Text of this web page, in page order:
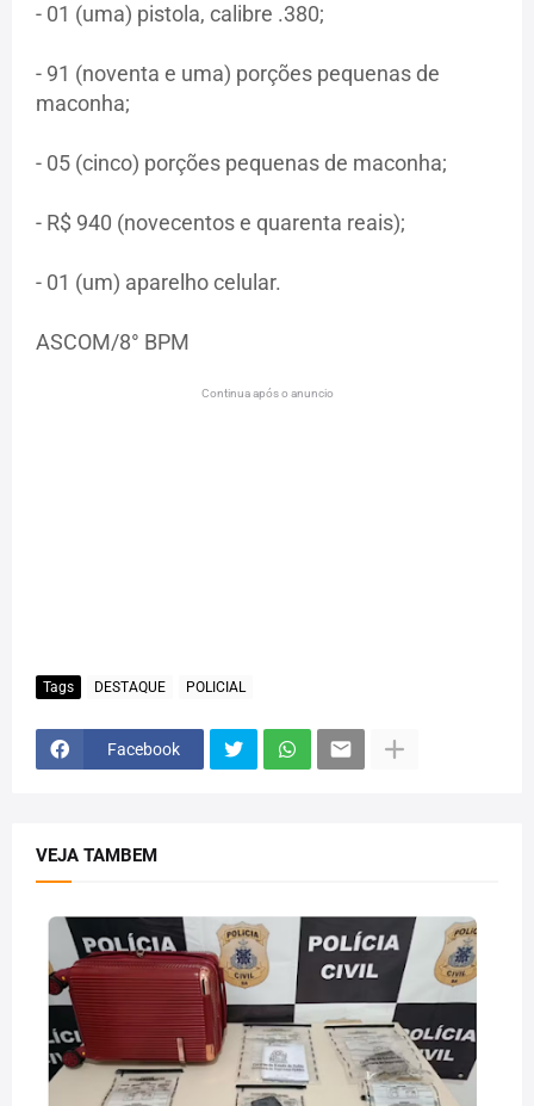
- 01 (uma) pistola, calibre .380;
- 91 (noventa e uma) porções pequenas de
maconha;
- 05 (cinco) porções pequenas de maconha;
- R$ 940 (novecentos e quarenta reais);
- 01 (um) aparelho celular.
ASCOM/8° BPM
Continua após o anuncio
Tags DESTAQUE POLICIAL
Facebook
VEJA TAMBEM